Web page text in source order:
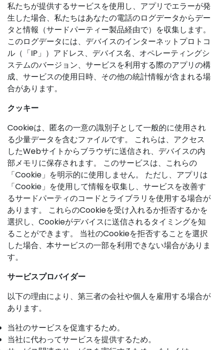
私たちが提供するサービスを使用し、アプリでエラーが発
生した場合、私たちはあなたの電話のログデータからデー
タと情報（サードパーティー製品経由で）を収集します。
このログデータには、デバイスのインターネットプロトコ
ル（「IP」）アドレス、デバイス名、オペレーティングシ
ステムのバージョン、サービスを利用する際のアプリの構
成、サービスの使用日時、その他の統計情報が含まれる場
合があります。
クッキー
Cookieは、匿名の一意の識別子として一般的に使用され
る少量データを含むファイルです。 これらは、アクセス
したWebサイトからブラウザに送信され、デバイスの内
部メモリに保存されます。 このサービスは、これらの
「Cookie」を明示的に使用しません。 ただし、アプリは
「Cookie」を使用して情報を収集し、サービスを改善す
るサードパーティのコードとライブラリを使用する場合が
あります。 これらのCookieを受け入れるか拒否するかを
選択し、Cookieがデバイスに送信されるタイミングを知
ることができます。 当社のCookieを拒否することを選択
した場合、本サービスの一部を利用できない場合がありま
す。
サービスプロバイダー
以下の理由により、第三者の会社や個人を雇用する場合が
あります。
当社のサービスを促進するため。
当社に代わってサービスを提供するため。